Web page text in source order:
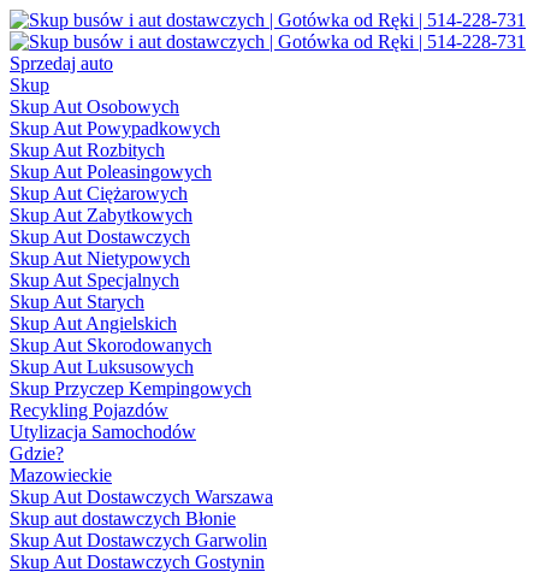
Sprzedaj auto
Skup
Skup Aut Osobowych
Skup Aut Powypadkowych
Skup Aut Rozbitych
Skup Aut Poleasingowych
Skup Aut Ciężarowych
Skup Aut Zabytkowych
Skup Aut Dostawczych
Skup Aut Nietypowych
Skup Aut Specjalnych
Skup Aut Starych
Skup Aut Angielskich
Skup Aut Skorodowanych
Skup Aut Luksusowych
Skup Przyczep Kempingowych
Recykling Pojazdów
Utylizacja Samochodów
Gdzie?
Mazowieckie
Skup Aut Dostawczych Warszawa
Skup aut dostawczych Błonie
Skup Aut Dostawczych Garwolin
Skup Aut Dostawczych Gostynin